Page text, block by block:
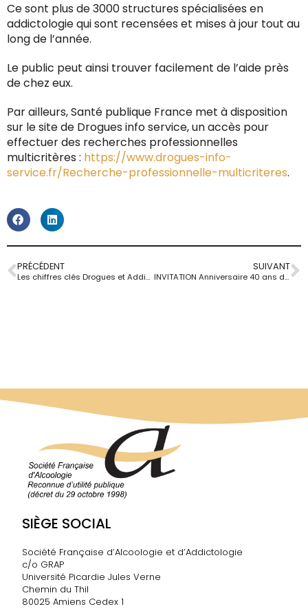
Ce sont plus de 3000 structures spécialisées en
addictologie qui sont recensées et mises à jour tout au
long de l’année.
Le public peut ainsi trouver facilement de l’aide près
de chez eux.
Par ailleurs, Santé publique France met à disposition
sur le site de Drogues info service, un accès pour
effectuer des recherches professionnelles
multicritères : https://www.drogues-info-
service.fr/Recherche-professionnelle-multicriteres.
PRÉCÉDENT
Les chiffres clés Drogues et Addictions … Explorons les infographies
SUIVANT
INVITATION Anniversaire 40 ans de l’URSA le 29 janvier 2025 Paris
SIÈGE SOCIAL
Société Française d’Alcoologie et d’Addictologie
c/o GRAP
Université Picardie Jules Verne
Chemin du Thil
80025 Amiens Cedex 1